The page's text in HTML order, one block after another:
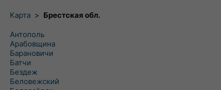
Карта > Брестская обл.
Антополь
Арабовщина
Барановичи
Батчи
Бездеж
Беловежский